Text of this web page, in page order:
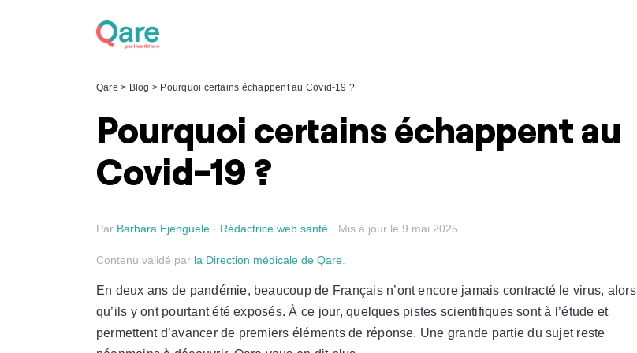
Qare > Blog > Pourquoi certains échappent au Covid-19 ?
Pourquoi certains échappent au
Covid-19 ?
Par Barbara Ejenguele · Rédactrice web santé· Mis à jour le 9 mai 2025
Contenu validé par la Direction médicale de Qare.
En deux ans de pandémie, beaucoup de Français n’ont encore jamais contracté le virus, alors
qu’ils y ont pourtant été exposés. À ce jour, quelques pistes scientifiques sont à l’étude et
permettent d’avancer de premiers éléments de réponse. Une grande partie du sujet reste